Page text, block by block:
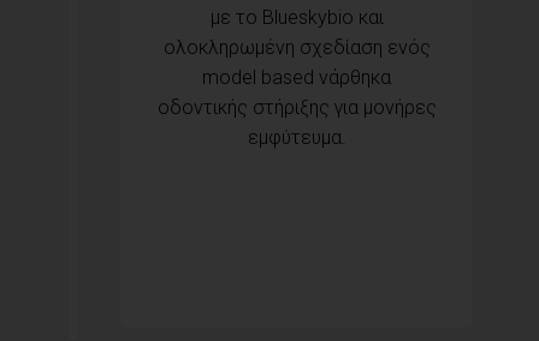
με το Blueskybio και
ολοκληρωμένη σχεδίαση ενός
model based νάρθηκα
οδοντικής στήριξης για μονήρες
εμφύτευμα.